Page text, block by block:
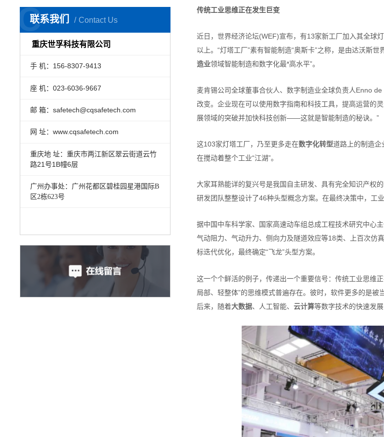
联系我们 Contact Us
C
重庆世孚科技有限公司
手 机：156-8307-9413
座 机：023-6036-9667
邮 箱：safetech@cqsafetech.com
网 址：www.cqsafetech.com
重庆地 址：重庆市两江新区翠云街道云竹
路21号1B幢6层
广州办事处： 广州花都区碧桂园星港国际B
区2栋623号
传统工业思维正在发生巨变
近日，世界经济论坛(WEF)宣布，有13家新工厂加入其全球
以上。“灯塔工厂”素有智能制造“奥斯卡”之称，是由达沃斯
造业领域智能制造和数字化最*高水平”。
麦肯锡公司全球董事合伙人、数字制造业全球负责人Enno
改变。企业现在可以使用数字指南和科技工具，提高运营的
展领域的突破并加快科技创新——这就是智能制造的秘诀。”
这103家灯塔工厂，乃至更多走在数字化转型道路上的制造企
在搅动着整个工业“江湖”。
大家耳熟能详的复兴号是我国自主研发、具有完全知识产权
研发团队整整设计了46种头型概念方案。在最终决策中，工
据中国中车科学家、国家高速动车组总成工程技术研究中心
气动阻力、气动升力、侧向力及隧道效应等18类、上百次仿
标迭代优化，最终确定“飞龙”头型方案。
这一个个鲜活的例子，传递出一个重要信号：传统工业思维
局部、轻整体”的思维模式普遍存在。彼时，软件更多的是被
后来，随着大数据、人工智能、 云计算等数字技术的快速发